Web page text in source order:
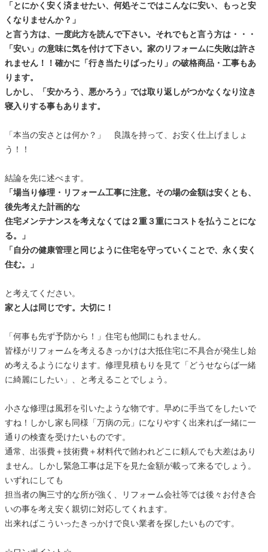
「とにかく安く済ませたい、何処そこではこんなに安い、もっと安
くなりませんか？」
と言う方は、一度此方を読んで下さい。それでもと言う方は・・・
「安い」の意味に気を付けて下さい。家のリフォームに失敗は許さ
れません！！確かに「行き当たりばったり」の破格商品・工事もあ
ります。
しかし、「安かろう、悪かろう」では取り返しがつかなくなり泣き
寝入りする事もあります。
「本当の安さとは何か？」 良識を持って、お安く仕上げましょ
う！！
結論を先に述べます。
「場当り修理・リフォーム工事に注意。その場の金額は安くとも、
後先考えた計画的な
住宅メンテナンスを考えなくては２重３重にコストを払うことにな
る。」
「自分の健康管理と同じように住宅を守っていくことで、永く安く
住む。」
と考えてください。
家と人は同じです。大切に！
「何事も先ず予防から！」住宅も他聞にもれません。
皆様がリフォームを考えるきっかけは大抵住宅に不具合が発生し始
め考えるようになります。修理見積もりを見て「どうせならば一緒
に綺麗にしたい」、と考えることでしょう。
小さな修理は風邪を引いたような物です。早めに手当てをしたいで
すね！しかし家も同様「万病の元」になりやすく出来れば一緒に一
通りの検査を受けたいものです。
通常、出張費＋技術費＋材料代で賄われどこに頼んでも大差はあり
ません。しかし緊急工事は足下を見た金額が載って来るでしょう。
いずれにしても
担当者の胸三寸的な所が強く、リフォーム会社等では後々お付き合
いの事を考え安く親切に対応してくれます。
出来ればこういったきっかけで良い業者を探したいものです。